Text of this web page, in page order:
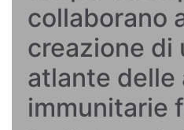
collaborano
creazione di
atlante delle
immunitarie